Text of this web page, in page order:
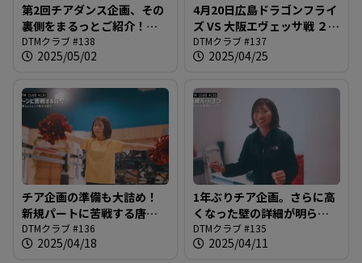
第2回チアダンス企画、その
裏側をまるっとご紹介！！
＠DTMクラブ #138
DTMクラブ #138
2025/05/02
4月20日広島ドラゴンフライ
ズ VS 大阪エヴェッサ戦 ２回
目のチアダンス企画の結末
は…？＠DTMクラブ #137
DTMクラブ #137
2025/04/25
チア企画の準備も大詰め！
新規パートに苦戦する唐澤
さん。4月20日まであと数日
＠DTMクラブ #136
DTMクラブ #136
2025/04/18
1年ぶりチア企画。さらに高
くなった壁の詳細が明らか
に。最後は「運」が必要？
＠DTMクラブ #135
DTMクラブ #135
2025/04/11